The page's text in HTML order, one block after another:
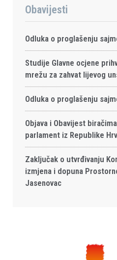
Obavijesti
Odluka o proglašenju
Studije Glavne ocjene
mrežu za zahvat lijevog
Odluka o proglašenju
Objava i Obavijest
parlament iz Republike
Zaključak o utvrđivanju
izmjena i dopuna
Jasenovac